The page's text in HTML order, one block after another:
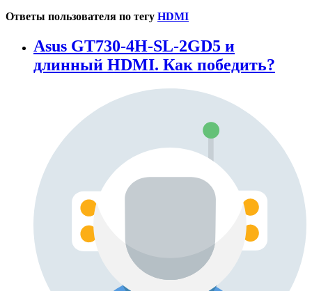
Ответы пользователя по тегу HDMI
Asus GT730-4H-SL-2GD5 и
длинный HDMI. Как победить?